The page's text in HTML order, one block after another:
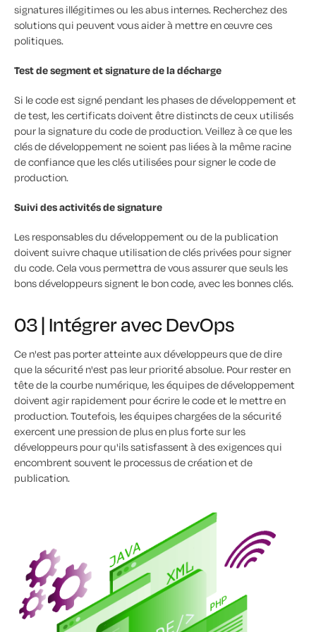
signatures illégitimes ou les abus internes. Recherchez des
solutions qui peuvent vous aider à mettre en œuvre ces
politiques.
Test de segment et signature de la décharge
Si le code est signé pendant les phases de développement et
de test, les certificats doivent être distincts de ceux utilisés
pour la signature du code de production. Veillez à ce que les
clés de développement ne soient pas liées à la même racine
de confiance que les clés utilisées pour signer le code de
production.
Suivi des activités de signature
Les responsables du développement ou de la publication
doivent suivre chaque utilisation de clés privées pour signer
du code. Cela vous permettra de vous assurer que seuls les
bons développeurs signent le bon code, avec les bonnes clés.
03 | Intégrer avec DevOps
Ce n'est pas porter atteinte aux développeurs que de dire
que la sécurité n'est pas leur priorité absolue. Pour rester en
tête de la courbe numérique, les équipes de développement
doivent agir rapidement pour écrire le code et le mettre en
production. Toutefois, les équipes chargées de la sécurité
exercent une pression de plus en plus forte sur les
développeurs pour qu'ils satisfassent à des exigences qui
encombrent souvent le processus de création et de
publication.